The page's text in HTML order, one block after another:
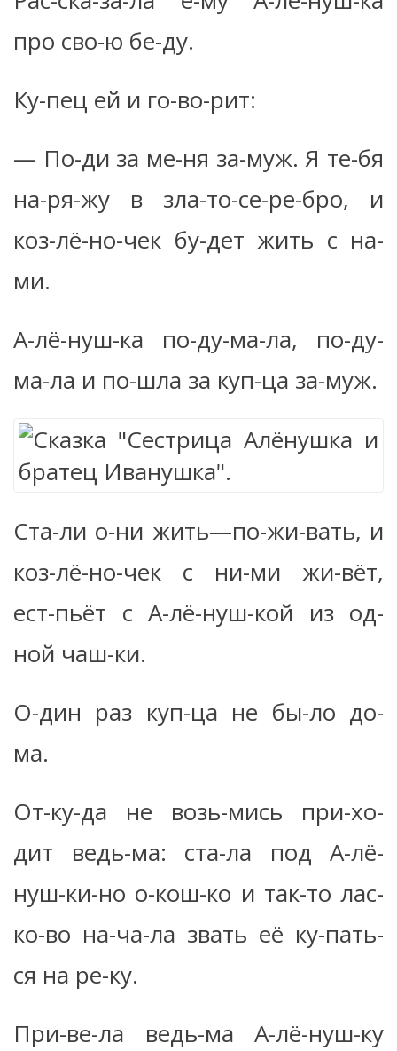
про сво-ю бе-ду.
Ку-пец ей и го-во-рит:
— По-ди за ме-ня за-муж. Я те-бя
на-ря-жу в зла-то-се-ре-бро, и
коз-лё-но-чек бу-дет жить с на-
ми.
А-лё-нуш-ка по-ду-ма-ла, по-ду-
ма-ла и по-шла за куп-ца за-муж.
Ста-ли о-ни жить—по-жи-вать, и
коз-лё-но-чек с ни-ми жи-вёт,
ест-пьёт с А-лё-нуш-кой из од-
ной чаш-ки.
О-дин раз куп-ца не бы-ло до-
ма.
От-ку-да не возь-мись при-хо-
дит ведь-ма: ста-ла под А-лё-
нуш-ки-но о-кош-ко и так-то лас-
ко-во на-ча-ла звать её ку-пать-
ся на ре-ку.
При-ве-ла ведь-ма А-лё-нуш-ку